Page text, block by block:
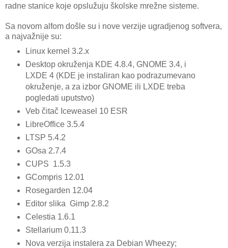
radne stanice koje opslužuju školske mrežne sisteme.
Sa novom alfom došle su i nove verzije ugradjenog softvera,
a najvažnije su:
Linux kernel 3.2.x
Desktop okruženja KDE 4.8.4, GNOME 3.4, i
LXDE 4 (KDE je instaliran kao podrazumevano
okruženje, a za izbor GNOME ili LXDE treba
pogledati uputstvo)
Veb čitač Iceweasel 10 ESR
LibreOffice 3.5.4
LTSP 5.4.2
GOsa 2.7.4
CUPS 1.5.3
GCompris 12.01
Rosegarden 12.04
Editor slika Gimp 2.8.2
Celestia 1.6.1
Stellarium 0.11.3
Nova verzija instalera za Debian Wheezy;